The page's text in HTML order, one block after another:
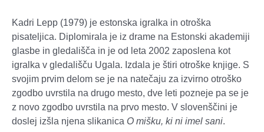
Kadri Lepp (1979) je estonska igralka in otroška
pisateljica. Diplomirala je iz drame na Estonski akademiji
glasbe in gledališča in je od leta 2002 zaposlena kot
igralka v gledališču Ugala. Izdala je štiri otroške knjige. S
svojim prvim delom se je na natečaju za izvirno otroško
zgodbo uvrstila na drugo mesto, dve leti pozneje pa se je
z novo zgodbo uvrstila na prvo mesto. V slovenščini je
doslej izšla njena slikanica O mišku, ki ni imel sani.